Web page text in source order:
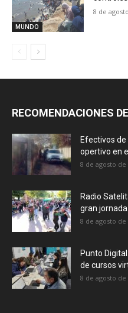
MUNDO
8 de
RECOMENDACIONES
Efectivos
opertivo en
8 de agosto de
Radio
gran jornada
8 de agosto de
Punto
de cursos
8 de agosto de